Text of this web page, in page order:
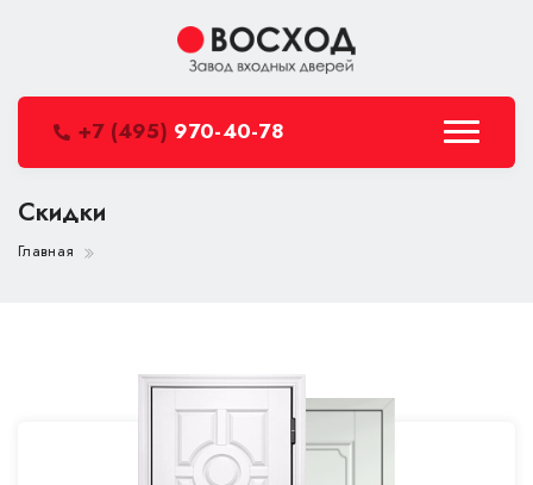
+7 (495) 970-40-78
Скидки
Главная